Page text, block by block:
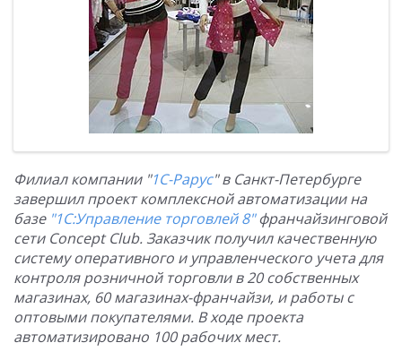
Филиал компании "1С-Рарус" в Санкт-Петербурге
завершил проект комплексной автоматизации на
базе "1С:Управление торговлей 8"франчайзинговой
сети Conсept Club. Заказчик получил качественную
систему оперативного и управленческого учета для
контроля розничной торговли в 20 собственных
магазинах, 60 магазинах-франчайзи, и работы с
оптовыми покупателями. В ходе проекта
автоматизировано 100 рабочих мест.